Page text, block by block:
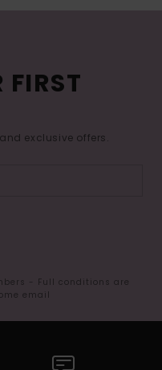
FIRST
exclusive offers.
- Full conditions are
email